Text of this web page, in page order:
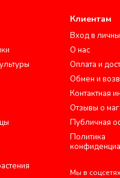
Клиентам
Вход в
О нас
Оплата и
Обмен и
Контактная
Отзывы о
Публичная
Политика
Мы в соцсетях